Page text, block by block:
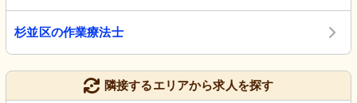
杉並区の作業療法士
隣接するエリアから求人を探す